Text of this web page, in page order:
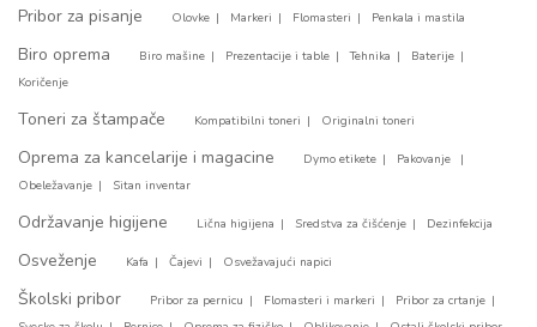
Pribor za pisanje Olovke Markeri Flomasteri Penkala i mastila
Biro oprema Biro mašine Prezentacije i table Tehnika
Baterije
Koričenje
Toneri za štampače Kompatibilni toneri Originalni toneri
Oprema za kancelarije i magacine Dymo etikete
Pakovanje
Obeležavanje
Sitan inventar
Održavanje higijene Lična higijena Sredstva za čišćenje Dezinfekcija
Osveženje Kafa Čajevi Osvežavajući napici
Školski pribor Pribor za pernicu Flomasteri i markeri
Pribor za crtanje